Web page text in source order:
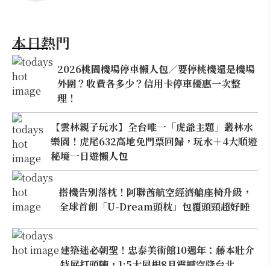
本日熱門
2026桃園機場停車懶人包／要停桃機還是機場
外圍？收費各多少？信用卡停車優惠一次整
理！
【雲林親子玩水】全台唯一「虎爺主題」叢林水
樂園！虎尾632高地免門票回歸，玩水＋4大順遊
秘境一日遊懶人包
搭機告別落枕！阿聯酋航空經濟艙座椅升級，
全球首創「U-Dream頭枕」包覆頭頸超好睡
建築迷必朝聖！忠泰美術館10週年：藤本壯介